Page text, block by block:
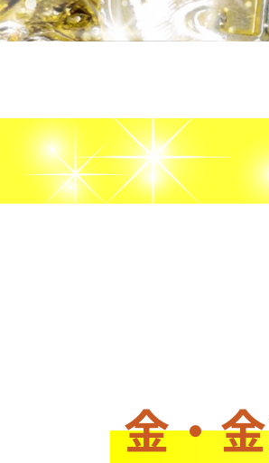
金・